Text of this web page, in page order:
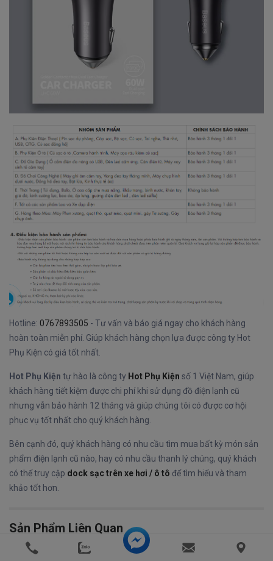
Hotline: 0767893505 - Tư vấn và báo giá ngay cho khách hàng
hoàn toàn miễn phí. Giúp khách hàng chọn lựa được công ty Hot
Phụ Kiện có giá tốt nhất.
Hot Phụ Kiện tự hào là công ty Hot Phụ Kiện số 1 Việt Nam, giúp
khách hàng tiết kiệm được chi phí khi sử dụng đồ điện lạnh cũ
nhưng vẫn bảo hành 12 tháng và giúp chúng tôi có được cơ hội
phục vụ tốt nhất cho quý khách hàng.
Bên cạnh đó, quý khách hàng có nhu cầu tìm mua bất kỳ món sản
phẩm điện lạnh cũ nào, hay có nhu cầu thanh lý chúng, quý khách
có thể truy cập dock sạc trên xe hơi / ô tô để tìm hiểu và tham
khảo tốt hơn.
Sản Phẩm Liên Quan